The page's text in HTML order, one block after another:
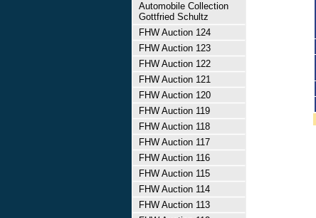
Automobile Collection
Gottfried Schultz
FHW Auction 124
FHW Auction 123
FHW Auction 122
FHW Auction 121
FHW Auction 120
FHW Auction 119
FHW Auction 118
FHW Auction 117
FHW Auction 116
FHW Auction 115
FHW Auction 114
FHW Auction 113